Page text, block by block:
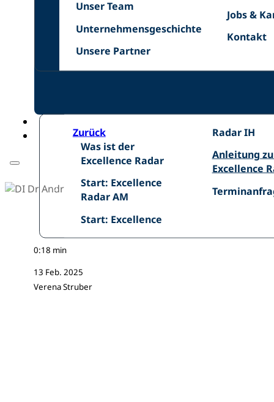
Unser Team
Unser
Unternehmensgeschichte
Unternehmensgeschichte
Unsere Partner
Unsere
Jobs &
Jobs
Karriere
Kontakt
Kontakt
Zurück
Was ist der
Excellence Radar
Was
ist
Excellence
Radar
Start: Excellence
Radar AM
Start:
Excellence
AM
Start: Excellence
Radar IH
Start:
Excellence
IH
Anleitung
Excellence
Anleitung
zum
Radar
0:18 min
13 Feb. 2025
Verena Struber